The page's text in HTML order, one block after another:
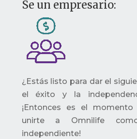
Se un empresario:
¿Estás listo para dar el
el éxito y la
¡Entonces es el
unirte a Omnilife
independiente!